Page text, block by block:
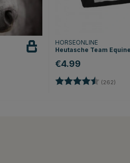
HORSEONLINE
Heutasche Team
€4.99
Bewertung: (262)